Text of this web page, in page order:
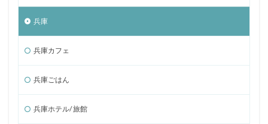
兵庫
兵庫カフェ
兵庫ごはん
兵庫ホテル/ 旅館